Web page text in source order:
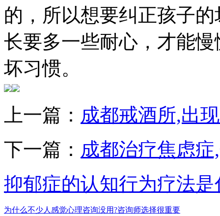
的，所以想要纠正孩子
长要多一些耐心，才能
坏习惯。
上一篇： 成都戒酒所,出
下一篇： 成都治疗焦虑
抑郁症的认知行为疗法
为什么不少人感觉心理咨询没用?咨询师选择很重要